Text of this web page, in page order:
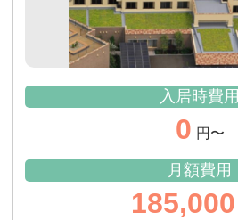
入居時費用
0 円〜
月額費用
185,000